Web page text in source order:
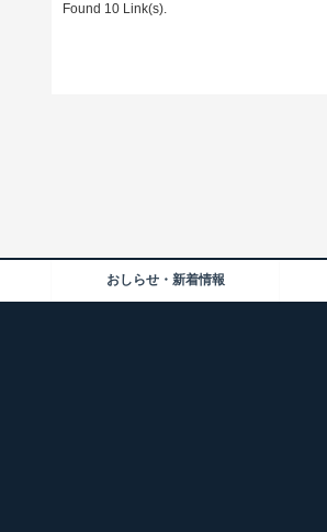
Found 10 Link(s).
おしらせ・新着情報